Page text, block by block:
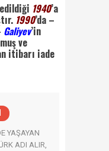
1940’a
1990’da –
Galiyev’in
ve
itibarı iade
YAŞAYAN
ADI ALIR,